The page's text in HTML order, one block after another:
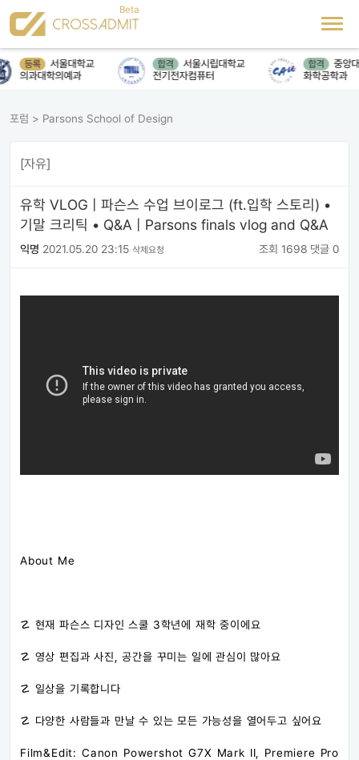
등록
서울대학교
의과대학의예과
합격
서울시립대학교
전기전자컴퓨터
합격
중앙대
화학공학과
포럼 > Parsons School of Design
[자유]
유학 VLOG | 파슨스 수업 브이로그 (ft.입학 스토리) •
기말 크리틱 • Q&A | Parsons finals vlog and Q&A
익명 2021.05.20 23:15 삭제요청 조회 1698 댓글 0
About Me
☡ 현재 파슨스 디자인 스쿨 3학년에 재학 중이에요
☡ 영상 편집과 사진, 공간을 꾸미는 일에 관심이 많아요
☡ 일상을 기록합니다
☡ 다양한 사람들과 만날 수 있는 모든 가능성을 열어두고 싶어요
Film&Edit: Canon Powershot G7X Mark II, Premiere Pro